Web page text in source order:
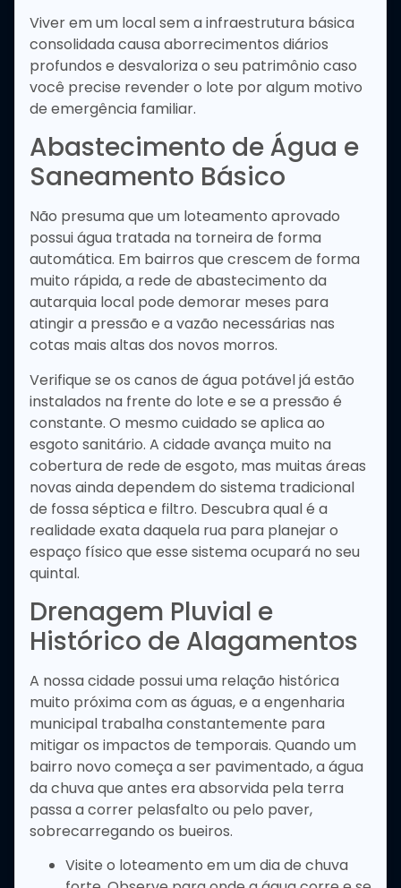
Viver em um local sem a infraestrutura básica
consolidada causa aborrecimentos diários
profundos e desvaloriza o seu patrimônio caso
você precise revender o lote por algum motivo
de emergência familiar.
Abastecimento de Água e
Saneamento Básico
Não presuma que um loteamento aprovado
possui água tratada na torneira de forma
automática. Em bairros que crescem de forma
muito rápida, a rede de abastecimento da
autarquia local pode demorar meses para
atingir a pressão e a vazão necessárias nas
cotas mais altas dos novos morros.
Verifique se os canos de água potável já estão
instalados na frente do lote e se a pressão é
constante. O mesmo cuidado se aplica ao
esgoto sanitário. A cidade avança muito na
cobertura de rede de esgoto, mas muitas áreas
novas ainda dependem do sistema tradicional
de fossa séptica e filtro. Descubra qual é a
realidade exata daquela rua para planejar o
espaço físico que esse sistema ocupará no seu
quintal.
Drenagem Pluvial e
Histórico de Alagamentos
A nossa cidade possui uma relação histórica
muito próxima com as águas, e a engenharia
municipal trabalha constantemente para
mitigar os impactos de temporais. Quando um
bairro novo começa a ser pavimentado, a água
da chuva que antes era absorvida pela terra
passa a correr pelasfalto ou pelo paver,
sobrecarregando os bueiros.
Visite o loteamento em um dia de chuva